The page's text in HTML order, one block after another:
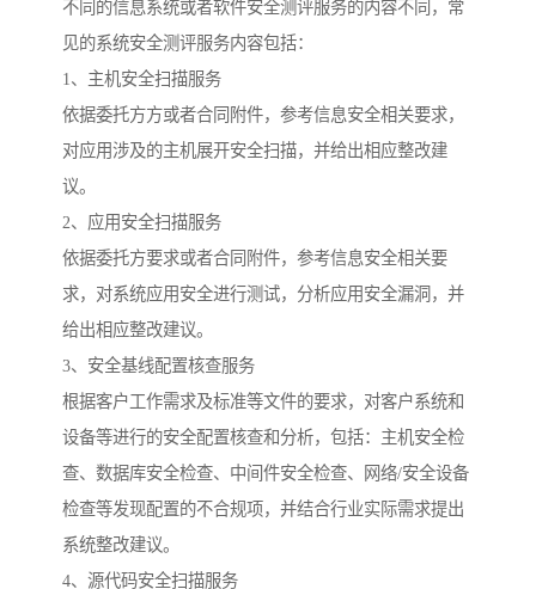
不同的信息系统或者软件安全测评服务的内容不同，常
见的系统安全测评服务内容包括：
1、主机安全扫描服务
依据委托方方或者合同附件，参考信息安全相关要求，
对应用涉及的主机展开安全扫描，并给出相应整改建
议。
2、应用安全扫描服务
依据委托方要求或者合同附件，参考信息安全相关要
求，对系统应用安全进行测试，分析应用安全漏洞，并
给出相应整改建议。
3、安全基线配置核查服务
根据客户工作需求及标准等文件的要求，对客户系统和
设备等进行的安全配置核查和分析，包括：主机安全检
查、数据库安全检查、中间件安全检查、网络/安全设备
检查等发现配置的不合规项，并结合行业实际需求提出
系统整改建议。
4、源代码安全扫描服务